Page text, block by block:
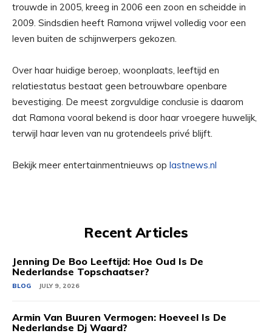
trouwde in 2005, kreeg in 2006 een zoon en scheidde in
2009. Sindsdien heeft Ramona vrijwel volledig voor een
leven buiten de schijnwerpers gekozen.
Over haar huidige beroep, woonplaats, leeftijd en
relatiestatus bestaat geen betrouwbare openbare
bevestiging. De meest zorgvuldige conclusie is daarom
dat Ramona vooral bekend is door haar vroegere huwelijk,
terwijl haar leven van nu grotendeels privé blijft.
Bekijk meer entertainmentnieuws op lastnews.nl
Recent Articles
Jenning De Boo Leeftijd: Hoe Oud Is De
Nederlandse Topschaatser?
BLOG JULY 9, 2026
Armin Van Buuren Vermogen: Hoeveel Is De
Nederlandse Dj Waard?